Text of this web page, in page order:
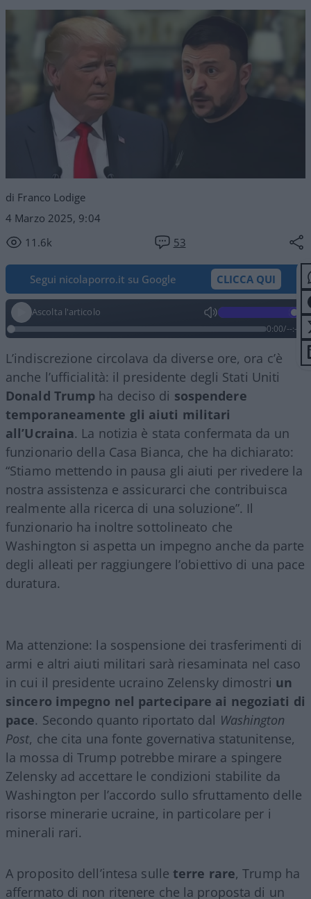
di Franco Lodige
4 Marzo 2025, 9:04
11.6k
53
Segui nicolaporro.it su Google CLICCA QUI
Ascolta l'articolo
0:00/--:--
L’indiscrezione circolava da diverse ore, ora c’è
anche l’ufficialità: il presidente degli Stati Uniti
Donald Trump ha deciso di sospendere
temporaneamente gli aiuti militari
all’Ucraina. La notizia è stata confermata da un
funzionario della Casa Bianca, che ha dichiarato:
“Stiamo mettendo in pausa gli aiuti per rivedere la
nostra assistenza e assicurarci che contribuisca
realmente alla ricerca di una soluzione”. Il
funzionario ha inoltre sottolineato che
Washington si aspetta un impegno anche da parte
degli alleati per raggiungere l’obiettivo di una pace
duratura.
Ma attenzione: la sospensione dei trasferimenti di
armi e altri aiuti militari sarà riesaminata nel caso
in cui il presidente ucraino Zelensky dimostri un
sincero impegno nel partecipare ai negoziati di
pace. Secondo quanto riportato dal Washington
Post, che cita una fonte governativa statunitense,
la mossa di Trump potrebbe mirare a spingere
Zelensky ad accettare le condizioni stabilite da
Washington per l’accordo sullo sfruttamento delle
risorse minerarie ucraine, in particolare per i
minerali rari.
A proposito dell’intesa sulle terre rare, Trump ha
affermato di non ritenere che la proposta di un